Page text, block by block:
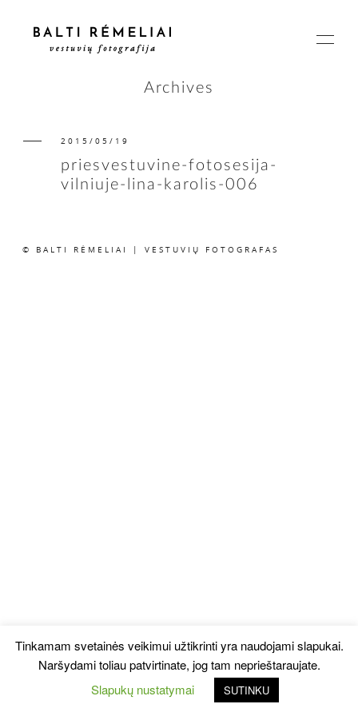
PAGRINDINIS
ISTORIJOS
Archives
2015/05/19
priesvestuvine-fotosesija-
vilniuje-lina-karolis-006
© BALTI RĖMELIAI | VESTUVIŲ FOTOGRAFAS
Tinkamam svetainės veikimui užtikrinti yra naudojami slapukai.
Naršydami toliau patvirtinate, jog tam neprieštaraujate.
Slapukų nustatymai
SUTINKU